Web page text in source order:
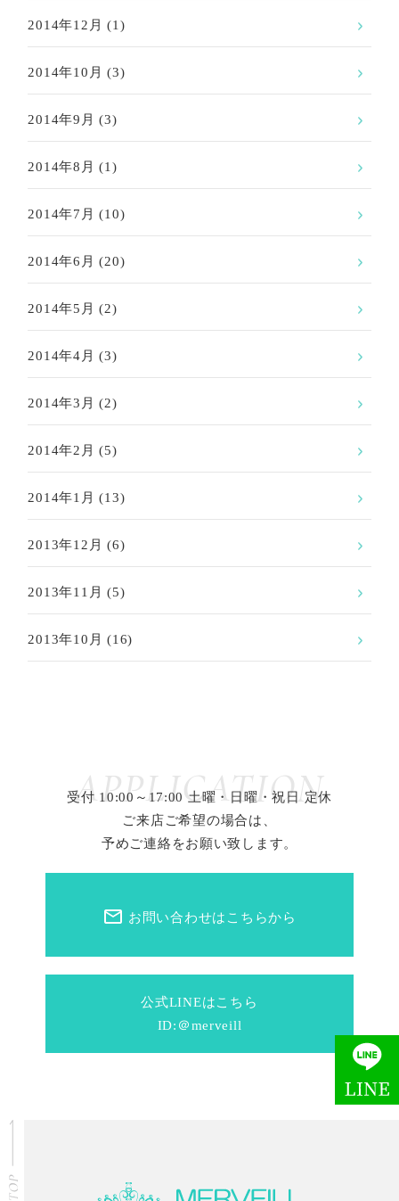
2014年12月 (1)
2014年10月 (3)
2014年9月 (3)
2014年8月 (1)
2014年7月 (10)
2014年6月 (20)
2014年5月 (2)
2014年4月 (3)
2014年3月 (2)
2014年2月 (5)
2014年1月 (13)
2013年12月 (6)
2013年11月 (5)
2013年10月 (16)
APPLICATION
公式LINEはこちら
ID:＠merveill
mail_outline お問い合わせはこちらから
受付 10:00～17:00 土曜・日曜・祝日 定休
ご来店ご希望の場合は、
予めご連絡をお願い致します。